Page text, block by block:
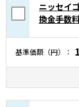
ニッセイ
換金手数
基準価額（円）